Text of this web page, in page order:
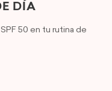
DÍA
50 en tu rutina de